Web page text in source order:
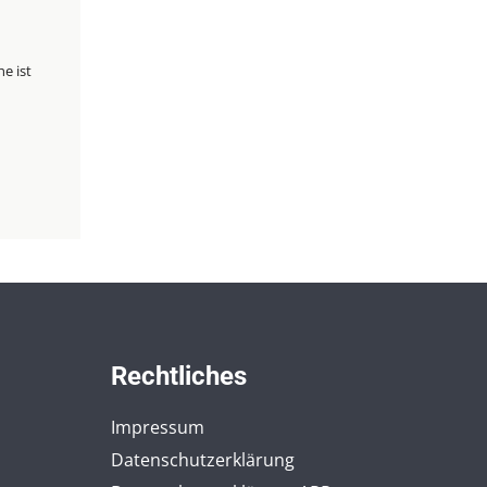
Rechtliches
Impressum
Datenschutzerklärung